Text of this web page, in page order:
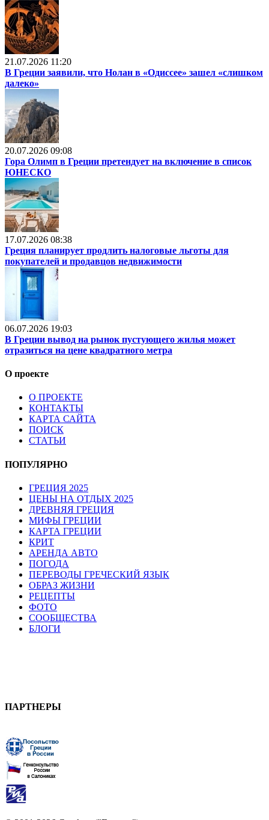
21.07.2026 11:20
В Греции заявили, что Нолан в «Одиссее» зашел «слишком
далеко»
20.07.2026 09:08
Гора Олимп в Греции претендует на включение в список
ЮНЕСКО
17.07.2026 08:38
Греция планирует продлить налоговые льготы для
покупателей и продавцов недвижимости
06.07.2026 19:03
В Греции вывод на рынок пустующего жилья может
отразиться на цене квадратного метра
О проекте
О ПРОЕКТЕ
КОНТАКТЫ
КАРТА САЙТА
ПОИСК
СТАТЬИ
ПОПУЛЯРНО
ГРЕЦИЯ 2025
ЦЕНЫ НА ОТДЫХ 2025
ДРЕВНЯЯ ГРЕЦИЯ
МИФЫ ГРЕЦИИ
КАРТА ГРЕЦИИ
КРИТ
АРЕНДА АВТО
ПОГОДА
ПЕРЕВОДЫ ГРЕЧЕСКИЙ ЯЗЫК
ОБРАЗ ЖИЗНИ
РЕЦЕПТЫ
ФОТО
СООБЩЕСТВА
БЛОГИ
ПАРТНЕРЫ